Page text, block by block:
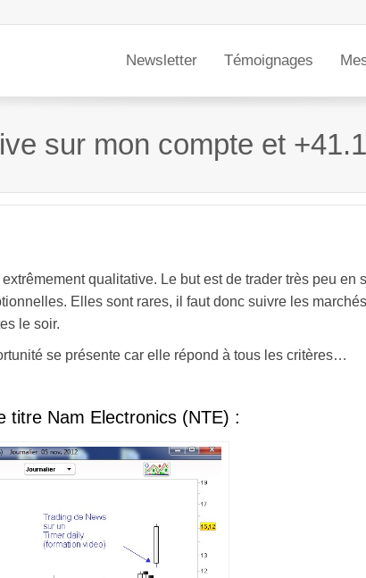
Newsletter Témoignages
sur mon compte et
qualitative. Le but est de trader très peu en
Elles sont rares, il faut donc suivre les marchés
le soir.
se présente car elle répond à tous les critères…
titre Nam Electronics (NTE) :